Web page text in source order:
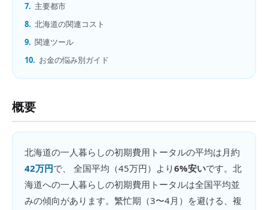
7. 主要都市
8. 北海道の関連コスト
9. 関連ツール
10. お金の悩み別ガイド
概要
北海道の一人暮らしの初期費用トータルの平均は月約
42万円で、 全国平均（45万円）より6%安いです。 北
海道への一人暮らしの初期費用トータルは全国平均並
みの傾向があります。繁忙期（3〜4月）を避ける、複